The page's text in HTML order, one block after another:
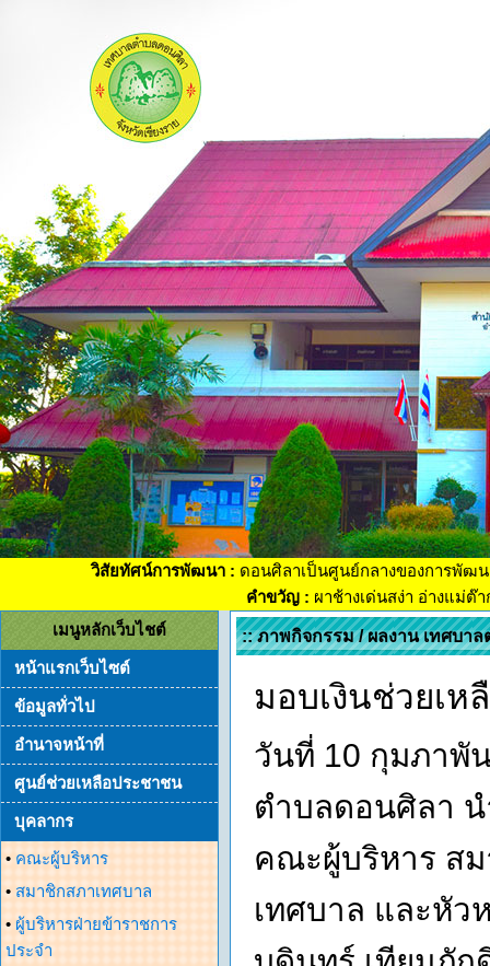
วิสัยทัศน์การพัฒนา : ดอนศิลาเป็นศูนย์กลางของการพัฒ
คำขวัญ : ผาช้างเด่นสง่า อ่างแม่ต๊
เมนูหลักเว็บไชต์
หน้าแรกเว็บไซต์
ข้อมูลทั่วไป
อำนาจหน้าที่
ศูนย์ช่วยเหลือประชาชน
บุคลากร
• คณะผู้บริหาร
• สมาชิกสภาเทศบาล
• ผู้บริหารฝ่ายข้าราชการ
ประจำ
:: ภาพกิจกรรม / ผลงาน เทศบา
มอบเงินช่วยเ
วันที่ 10 กุมภาพั
ตำบลดอนศิลา น
คณะผู้บริหาร ส
เทศบาล และหัว